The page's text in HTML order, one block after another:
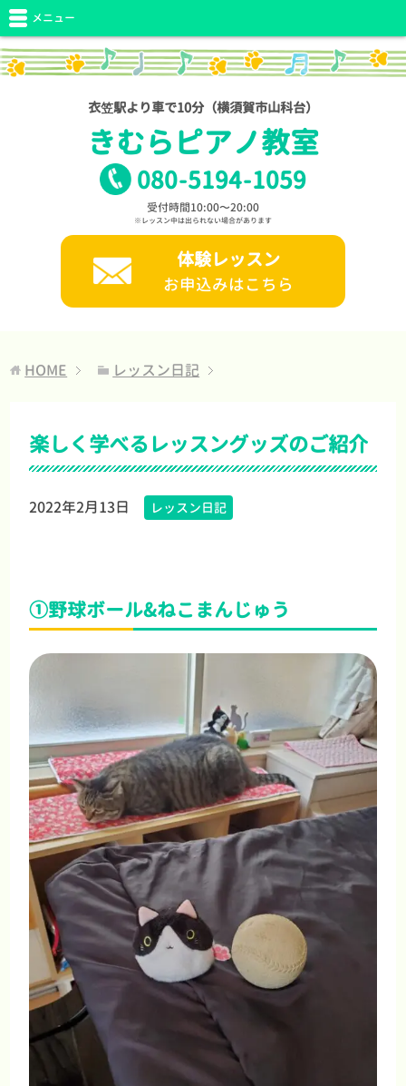
衣笠駅より車で10分（横須賀市山科台）
きむらピアノ教室
080-5194-1059
受付時間10:00〜20:00
※レッスン中は出られない場合があります
体験レッスン
お申込みはこちら
メニュー
HOME レッスン日記
楽しく学べるレッスングッズのご紹介
2022年2月13日 レッスン日記
①野球ボール&ねこまんじゅう